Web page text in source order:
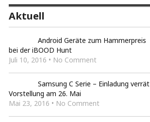
Aktuell
Android Geräte zum Hammerpreis
bei der iBOOD Hunt
Juli 10, 2016 • No Comment
Samsung C Serie – Einladung verrät
Vorstellung am 26. Mai
Mai 23, 2016 • No Comment